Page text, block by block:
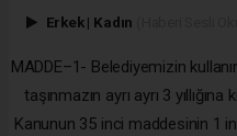
Erkek | Kadın
MADDE–1- Belediyemizin
taşınmazın ayrı ayrı 3
Kanunun 35 inci maddesinin 1